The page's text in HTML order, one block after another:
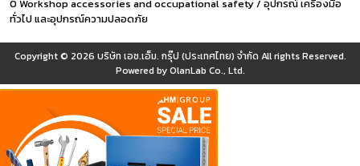
0 Workshop accessories and occupational safety / อุปกรณ์ เครื่องมือ
ทั่วไป และอุปกรณ์ความปลอดภัย
Copyright © 2026 บริษัท เอช.เอ็ม. กรุ๊ป (ประเทศไทย) จำกัด All rights Reserved.
Powered byOlanLab Co., Ltd.